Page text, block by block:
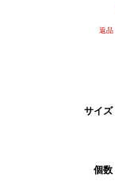
返
サイズ
個数